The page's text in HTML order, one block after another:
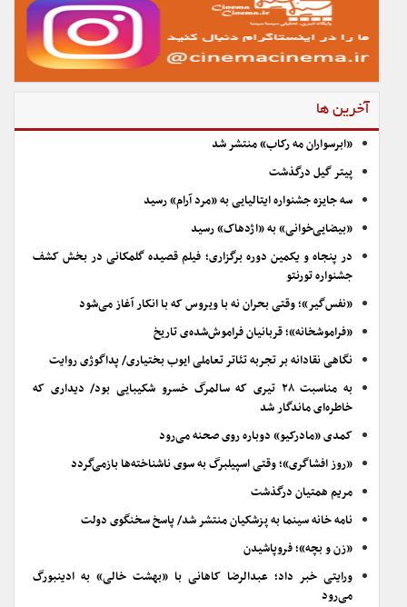
آخرین ها
«ابرسواران مه رکاب» منتشر شد
پیتر گیل درگذشت
سه جایزه جشنواره ایتالیایی به «مرد آرام» رسید
«بیضایی‌خوانی» به «اژدهاک» رسید
در پنجاه و یکمین دوره برگزاری؛ فیلم قصیده گلمکانی در بخش کشف
جشنواره تورنتو
«نفس‌گیر»؛ وقتی بحران نه با ویروس که با انکار آغاز می‌شود
«فراموشخانه»؛ قربانیان فراموش‌شده‌ی تاریخ
نگاهی نقادانه بر تجربه تئاتر تعاملی ایوب بختیاری/ پداگوژی روایت
به مناسبت ۲۸ تیری که سالمرگ خسرو شکیبایی بود/ دیداری که
خاطره‌ای ماندگار شد
کمدی «مادرکیو» دوباره روی صحنه می‌رود
«روز افشاگری»؛ وقتی اسپیلبرگ به سوی ناشناخته‌ها بازمی‌گردد
مریم همتیان درگذشت
نامه خانه سینما به پزشکیان منتشر شد/ پاسخ سخنگوی دولت
«زن و بچه»؛ فروپاشیدن
ورایتی خبر داد؛ عبدالرضا کاهانی با «بهشت خالی» به ادینبورگ
می‌رود